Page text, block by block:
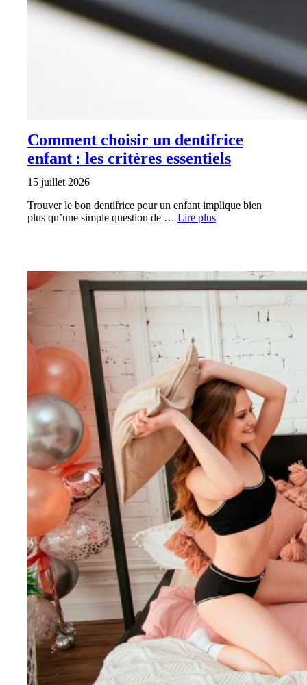
Comment choisir un dentifrice
enfant : les critères essentiels
15 juillet 2026
Trouver le bon dentifrice pour un enfant implique bien
plus qu’une simple question de … Lire plus